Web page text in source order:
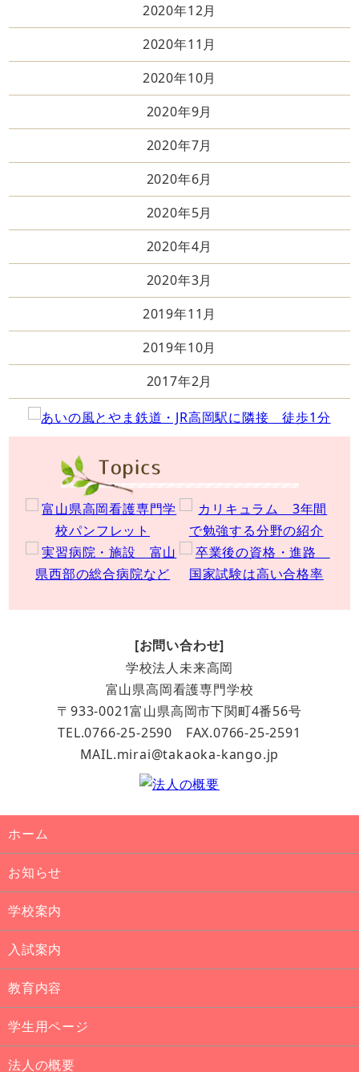
2020年12月
2020年11月
2020年10月
2020年9月
2020年7月
2020年6月
2020年5月
2020年4月
2020年3月
2019年11月
2019年10月
2017年2月
[お問い合わせ]
学校法人未来高岡
富山県高岡看護専門学校
〒933-0021富山県高岡市下関町4番56号
TEL.0766-25-2590 FAX.0766-25-2591
MAIL.mirai@takaoka-kango.jp
ホーム
お知らせ
学校案内
入試案内
教育内容
学生用ページ
法人の概要